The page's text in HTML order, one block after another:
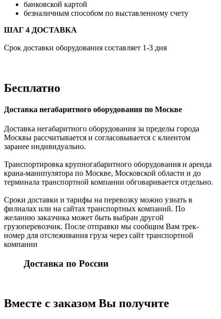
банковской картой
безналичным способом по выставленному счету
ШАГ 4 ДОСТАВКА
Срок доставки оборудования составляет 1-3 дня
Бесплатно
Доставка негабаритного оборудования по Москве
Доставка негабаритного оборудования за пределы города
Москвы рассчитывается и согласовывается с клиентом
заранее индивидуально.
Транспортировка крупногабаритного оборудования и аренда
крана-манипулятора по Москве, Московской области и до
терминала транспортной компании обговаривается отдельно.
Сроки доставки и тарифы на перевозку можно узнать в
филиалах или на сайтах транспортных компаний. По
желанию заказчика может быть выбран другой
грузоперевозчик. После отправки мы сообщим Вам трек-
номер для отслеживания груза через сайт транспортной
компании
Доставка по России
Вместе с заказом Вы получите